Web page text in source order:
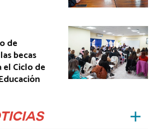
de
becas
el Ciclo de